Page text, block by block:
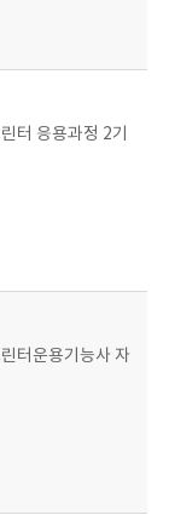
터 응용과정 2기
터운용기능사 자